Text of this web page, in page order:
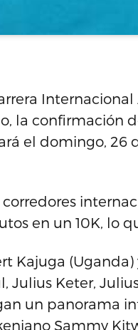
Internacional
la confirmación
el domingo, 26
en un 10K, lo
Kajuga
Julius Keter,
un panorama
Sammy